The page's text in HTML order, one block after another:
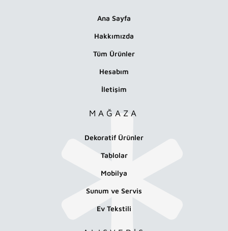
Ana Sayfa
Hakkımızda
Tüm Ürünler
Hesabım
İletişim
MAĞAZA
Dekoratif Ürünler
Tablolar
Mobilya
Sunum ve Servis
Ev Tekstili